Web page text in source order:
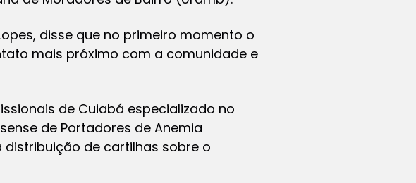
disse que no primeiro momento o
mais próximo com a comunidade e
de Cuiabá especializado no
de Portadores de Anemia
de cartilhas sobre o